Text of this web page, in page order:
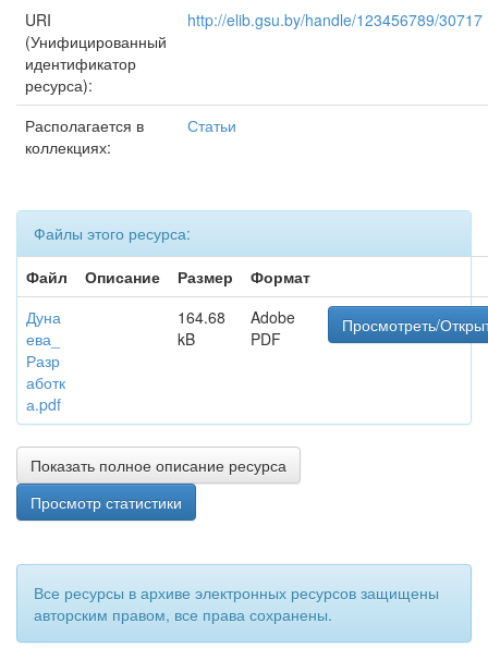
URI
(Унифицированный
идентификатор
ресурса):
http://elib.gsu.by/handle/123456789/30717
Располагается в
коллекциях:
Статьи
Файлы этого ресурса:
Файл
Описание Размер
Формат
Дуна
ева_
Разр
аботк
а.pdf
164.68
kB
Adobe
PDF
Просмотреть/
Показать полное описание ресурса
Просмотр статистики
Все ресурсы в архиве электронных ресурсов защищены
авторским правом, все права сохранены.